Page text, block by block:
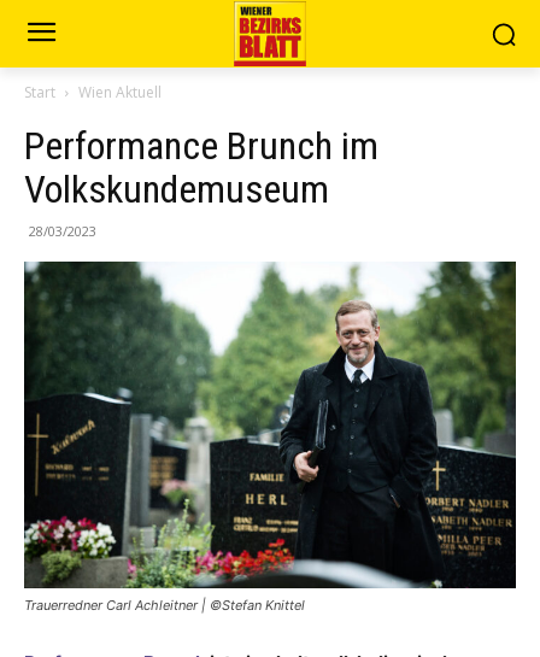
Start Wien Aktuell
Performance Brunch im
Volkskundemuseum
28/03/2023
Trauerredner Carl Achleitner | ©Stefan Knittel